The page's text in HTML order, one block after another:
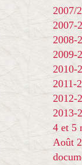
2007/
2007-
2008-
2009-
2010-
2011-
2012-
2013-
4 et 5
Août